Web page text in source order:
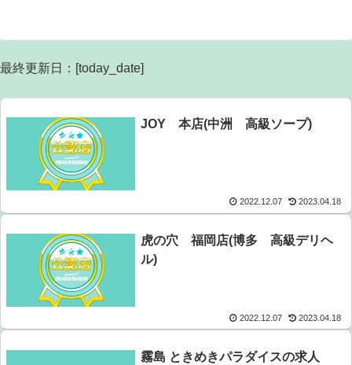
最終更新日：[today_date]
JOY 本店(中洲 高級ソープ)
2022.12.07 2023.04.18
虎の穴 福岡店(博多 高級デリヘ
ル)
2022.12.07 2023.04.18
霧島 ときめきパラダイスの求人